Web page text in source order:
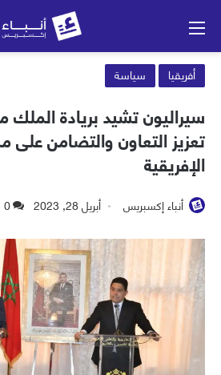
أفريقيا سياسة
سيراليون تشيد بريادة
تعزيز التعاون والتضامن على
الإفريقية
أنباء إكسبريس أبريل 28, 2023 0